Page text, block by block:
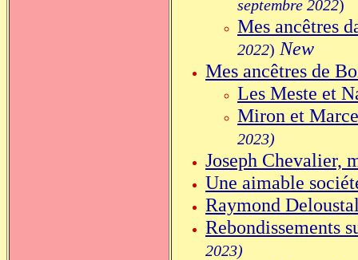
septembre 2022)
Mes ancêtres
2022) New
Mes ancêtres de
Les Meste et
Miron et
2023)
Joseph Chevalier,
Une aimable
Raymond
Rebondissements
2023)